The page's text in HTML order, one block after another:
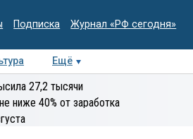
Подписка Журнал «РФ сегодня»
Ещё
Колумнисты
27,2 тысячи
ниже 40% от заработка